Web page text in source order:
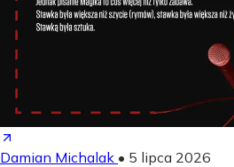
Damian Michalak • 5 lipca 2026